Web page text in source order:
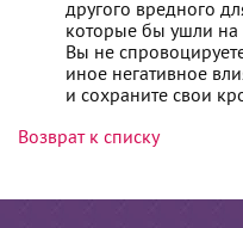
другого вредного
которые бы ушли на
Вы не
иное негативное
и сохраните свои
Возврат к списку